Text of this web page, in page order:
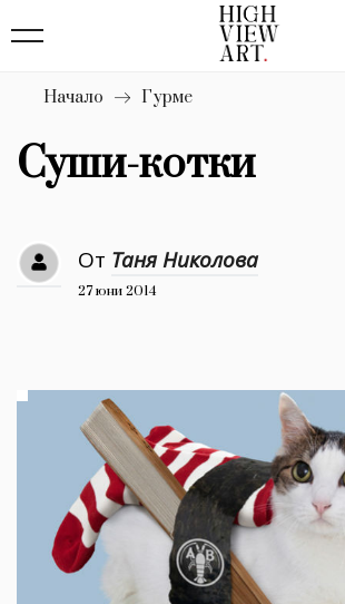
Бизнес
Мода
Dialogue
Изкуство
Красота
Дизайн
Книги 1188
30+ 1970
Гурме 1709
Начало Гурме
Суши-котки
От Таня Николова
27 юни 2014